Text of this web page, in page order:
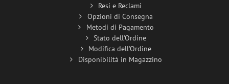
Resi e Reclami
Opzioni di Consegna
Metodi di Pagamento
Stato dell'Ordine
Modifica dell'Ordine
Disponibilità in Magazzino